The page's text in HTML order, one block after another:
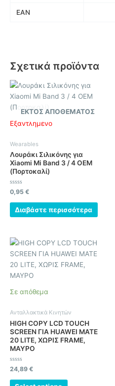
EAN
Σχετικά προϊόντα
ΕΚΤΌΣ ΑΠΟΘΈΜΑΤΟΣ
Εξαντλημένο
Wearables
Λουράκι Σιλικόνης για
Xiaomi Mi Band 3 / 4 OEM
(Πορτοκαλί)
Βαθμολογήθηκε
με
0
από
0,95 €
Διαβάστε περισσότερα
Σε απόθεμα
Ανταλλακτικά Κινητών
HIGH COPY LCD TOUCH
SCREEN ΓΙΑ HUAWEI MATE
20 LITE, ΧΩΡΙΣ FRAME,
ΜΑΥΡΟ
Βαθμολογήθηκε
με
0
από
24,89 €